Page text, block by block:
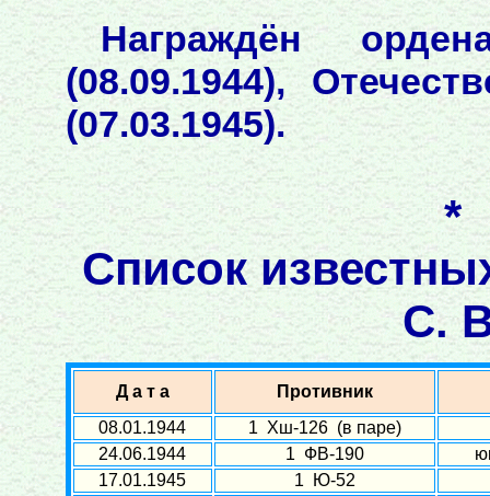
Награждён
(08.09.1944),
(07.03.1945).
Список
С.
Д а т а
Противник
08.01.1944
1 Хш-126 (в паре)
24.06.1944
1 ФВ-190
17.01.1945
1 Ю-52